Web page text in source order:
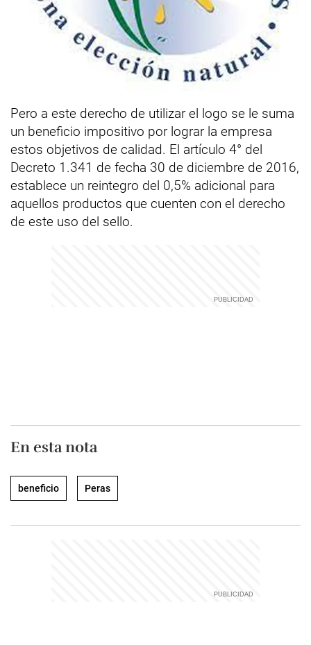
Pero a este derecho de utilizar el logo se le suma
un beneficio impositivo por lograr la empresa
estos objetivos de calidad. El artículo 4° del
Decreto 1.341 de fecha 30 de diciembre de 2016,
establece un reintegro del 0,5% adicional para
aquellos productos que cuenten con el derecho
de este uso del sello.
En esta nota
beneficio Peras